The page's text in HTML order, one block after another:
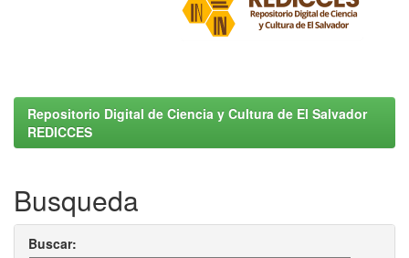
Repositorio Digital de Ciencia y Cultura de El Salvador
REDICCES
Busqueda
Buscar: